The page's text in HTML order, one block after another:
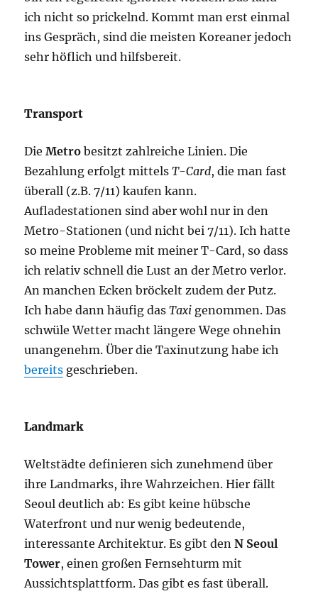
ich nicht so prickelnd. Kommt man erst einmal
ins Gespräch, sind die meisten Koreaner jedoch
sehr höflich und hilfsbereit.
Transport
DieMetro besitzt zahlreiche Linien. Die
Bezahlung erfolgt mittelsT-Card, die man fast
überall (z.B. 7/11) kaufen kann.
Aufladestationen sind aber wohl nur in den
Metro-Stationen (und nicht bei 7/11). Ich hatte
so meine Probleme mit meiner T-Card, so dass
ich relativ schnell die Lust an der Metro verlor.
An manchen Ecken bröckelt zudem der Putz.
Ich habe dann häufig dasTaxi genommen. Das
schwüle Wetter macht längere Wege ohnehin
unangenehm. Über die Taxinutzung habe ich
bereits geschrieben.
Landmark
Weltstädte definieren sich zunehmend über
ihre Landmarks, ihre Wahrzeichen. Hier fällt
Seoul deutlich ab: Es gibt keine hübsche
Waterfront und nur wenig bedeutende,
interessante Architektur. Es gibt denN Seoul
Tower, einen großen Fernsehturm mit
Aussichtsplattform. Das gibt es fast überall.